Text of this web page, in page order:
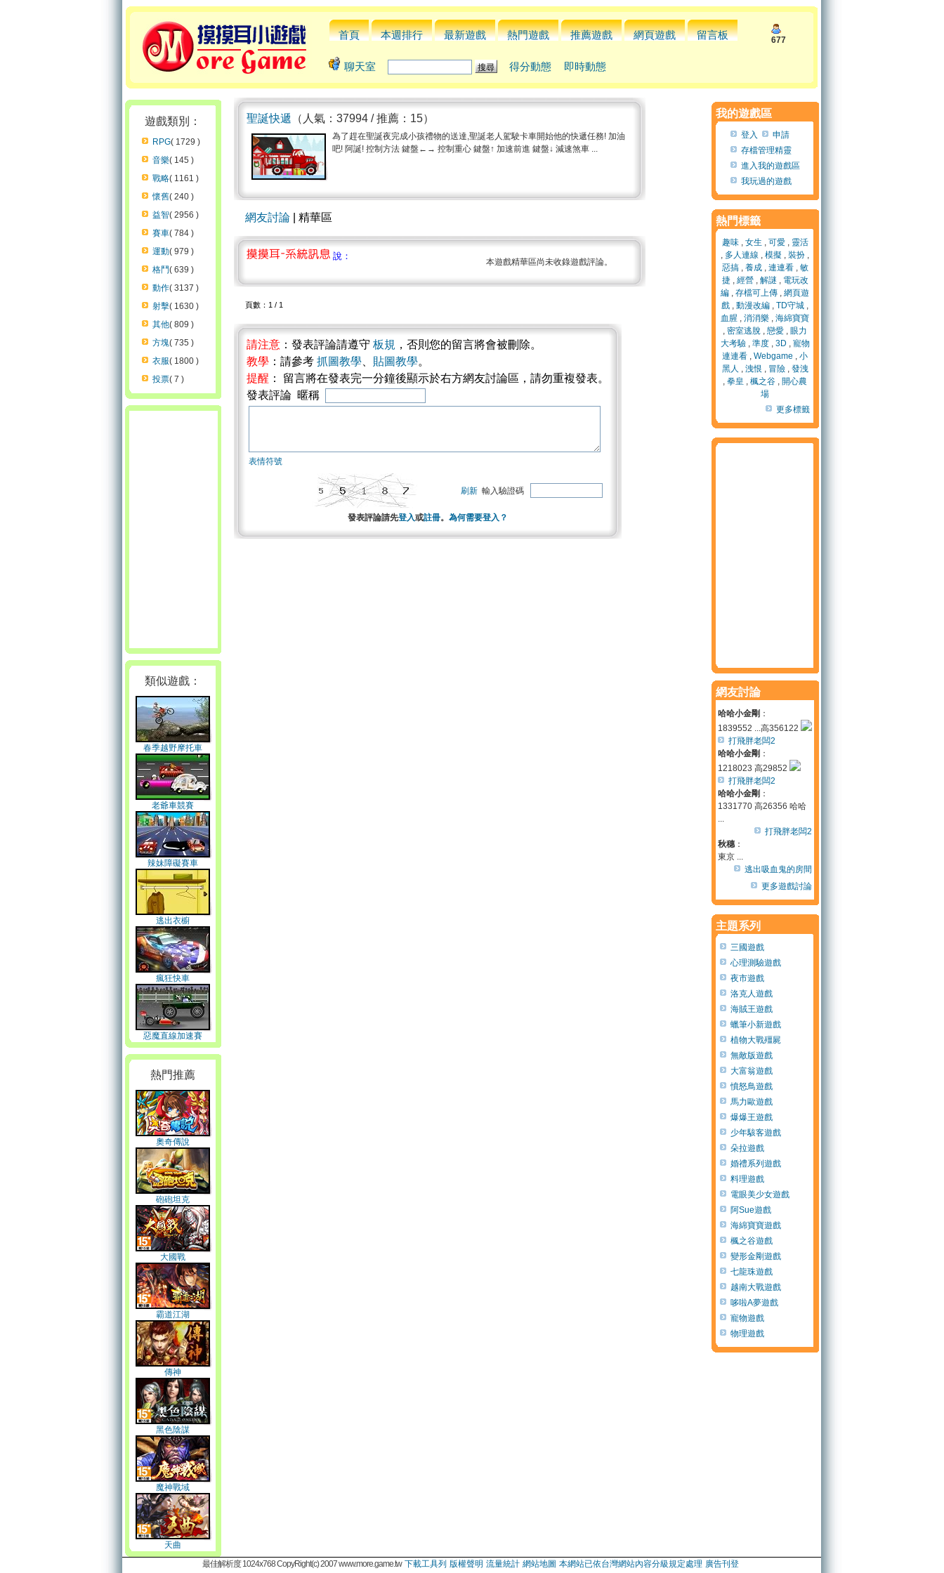
首頁 本週排行 最新遊戲 熱門遊戲 推薦遊戲 網頁遊戲 留言板 677
聊天室 得分動態 即時動態
遊戲類別：
RPG( 1729 )
音樂( 145 )
戰略( 1161 )
懷舊( 240 )
益智( 2956 )
賽車( 784 )
運動( 979 )
格鬥( 639 )
動作( 3137 )
射擊( 1630 )
其他( 809 )
方塊( 735 )
衣服( 1800 )
投票( 7 )
類似遊戲：
春季越野摩托車
老爺車競賽
辣妹障礙賽車
逃出衣櫥
瘋狂快車
惡魔直線加速賽
熱門推薦
奧奇傳說
砲砲坦克
大國戰
霸道江湖
傳神
黑色陰謀
魔神戰域
天曲
聖誕快遞 （人氣：37994 / 推薦：15）
為了趕在聖誕夜完成小孩禮物的送達,聖誕老人駕駛卡車開始他的快遞任務! 加油
吧! 阿誕! 控制方法 鍵盤←→ 控制重心 鍵盤↑ 加速前進 鍵盤↓ 減速煞車 ...
網友討論 | 精華區
說：
本遊戲精華區尚未收錄遊戲評論。
頁數：1 / 1
請注意 ：發表評論請遵守 板規 ，否則您的留言將會被刪除。
教學 ：請參考 抓圖教學 貼圖教學。
提醒 ： 留言將在發表完一分鐘後顯示於右方網友討論區，請勿重複發表。
發表評論 暱稱
表情符號
刷新 輸入驗證碼
發表評論請先登入或註冊。 為何需要登入？
我的遊戲區
登入
申請
存檔管理精靈
進入我的遊戲區
我玩過的遊戲
熱門標籤
趣味, 女生 , 可愛, 靈活
, 多人連線 , 模擬 , 裝扮 ,
惡搞, 養成, 連連看, 敏
捷, 經營, 解謎 , 電玩改
編 , 存檔可上傳 , 網頁遊
戲 , 動漫改編 , TD守城 ,
血腥 , 消消樂 , 海綿寶寶
, 密室逃脫 , 戀愛 , 眼力
大考驗, 準度, 3D , 寵物
連連看 , Webgame , 小
黑人 , 洩恨 , 冒險, 發洩
, 拳皇 , 楓之谷 , 開心農
場
更多標籤
網友討論
哈哈小金剛 ：
1839552 ...高356122
打飛胖老闆2
哈哈小金剛 ：
1218023 高29852
打飛胖老闆2
哈哈小金剛 ：
1331770 高26356 哈哈
...
打飛胖老闆2
秋穗：
東京 ...
逃出吸血鬼的房間
更多遊戲討論
主題系列
三國遊戲
心理測驗遊戲
夜市遊戲
洛克人遊戲
海賊王遊戲
蠟筆小新遊戲
植物大戰殭屍
無敵版遊戲
大富翁遊戲
憤怒鳥遊戲
馬力歐遊戲
爆爆王遊戲
少年駭客遊戲
朵拉遊戲
婚禮系列遊戲
料理遊戲
電眼美少女遊戲
阿Sue遊戲
海綿寶寶遊戲
楓之谷遊戲
變形金剛遊戲
七龍珠遊戲
越南大戰遊戲
哆啦A夢遊戲
寵物遊戲
物理遊戲
最佳解析度 1024x768 CopyRight(c) 2007 www.more.game.tw 下載工具列 版權聲明 流量統計 網站地圖 本網站已依台灣網站內容分級規定處理 廣告刊登